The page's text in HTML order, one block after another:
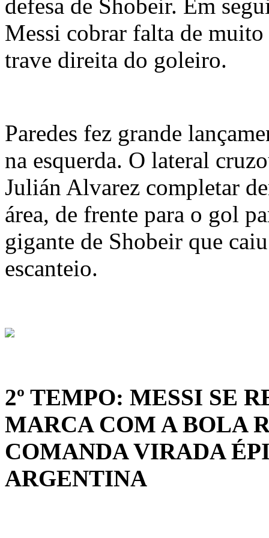
defesa de Shobeir. Em
Messi cobrar falta de
trave direita do goleiro.
Paredes fez grande
na esquerda. O lateral
Julián Alvarez completar
área, de frente para o gol
gigante de Shobeir que
escanteio.
2º TEMPO: MESSI SE
MARCA COM A BOLA
COMANDA VIRADA
ARGENTINA